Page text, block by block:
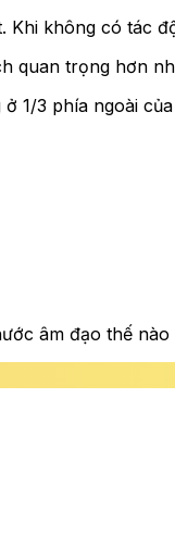
không có tác
quan trọng hơn
1/3 phía ngoài
âm đạo thế